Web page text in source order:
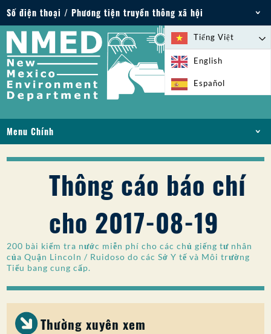
Số điện thoại / Phương tiện truyền thông xã hội
Điện thoại: 505-827-2855
1-800-219-6157
Trường hợp khẩn cấp về môi trường: 505-827-
9329 (24 giờ)
Tiếng Việt
English
Español
Menu Chính
GIẤY PHÉP VÀ GIẤY PHÉP
TUÂN THỦ VÀ THỰC THI
PFAS Ở NM
DỊCH VỤ TRỰC TUYẾN
THƯ VIỆN
SỰ THAM GIA CỦA CÔNG CHÚNG
Tìm kiếm:
Thông cáo báo chí
cho 2017-08-19
200 bài kiểm tra nước miễn phí cho các chủ giếng tư nhân
của Quận Lincoln / Ruidoso do các Sở Y tế và Môi trường
Tiểu bang cung cấp.
Thường xuyên xem